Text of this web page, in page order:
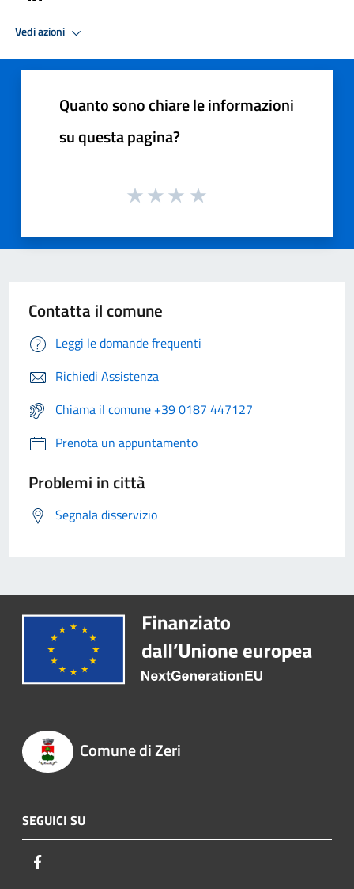
Vedi azioni
Quanto sono chiare le informazioni
su questa pagina?
Contatta il comune
Leggi le domande frequenti
Richiedi Assistenza
Chiama il comune +39 0187 447127
Prenota un appuntamento
Problemi in città
Segnala disservizio
Comune di Zeri
SEGUICI SU